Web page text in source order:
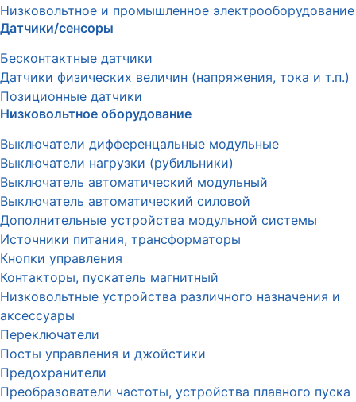
Низковольтное и промышленное электрооборудование
Датчики/сенсоры
Бесконтактные датчики
Датчики физических величин (напряжения, тока и т.п.)
Позиционные датчики
Низковольтное оборудование
Выключатели дифференцальные модульные
Выключатели нагрузки (рубильники)
Выключатель автоматический модульный
Выключатель автоматический силовой
Дополнительные устройства модульной системы
Источники питания, трансформаторы
Кнопки управления
Контакторы, пускатель магнитный
Низковольтные устройства различного назначения и
аксессуары
Переключатели
Посты управления и джойстики
Предохранители
Преобразователи частоты, устройства плавного пуска